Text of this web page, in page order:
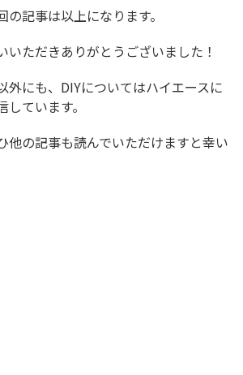
の記事は以上になります。
いただきありがとうございました！
外にも、DIYについてはハイエースに
ています。
他の記事も読んでいただけますと幸い